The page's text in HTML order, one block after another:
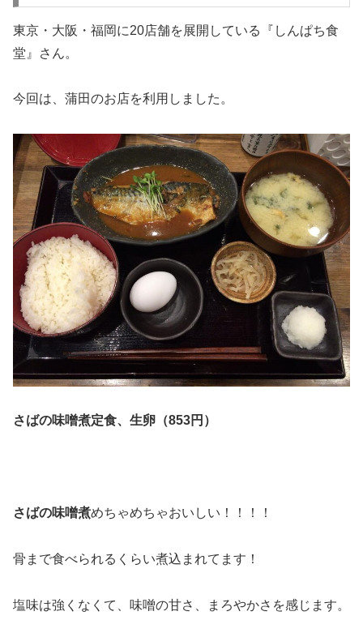
東京・大阪・福岡に20店舗を展開している『しんぱち食
堂』さん。
今回は、蒲田のお店を利用しました。
さばの味噌煮定食、生卵（853円）
さばの味噌煮めちゃめちゃおいしい！！！！
骨まで食べられるくらい煮込まれてます！
塩味は強くなくて、味噌の甘さ、まろやかさを感じます。